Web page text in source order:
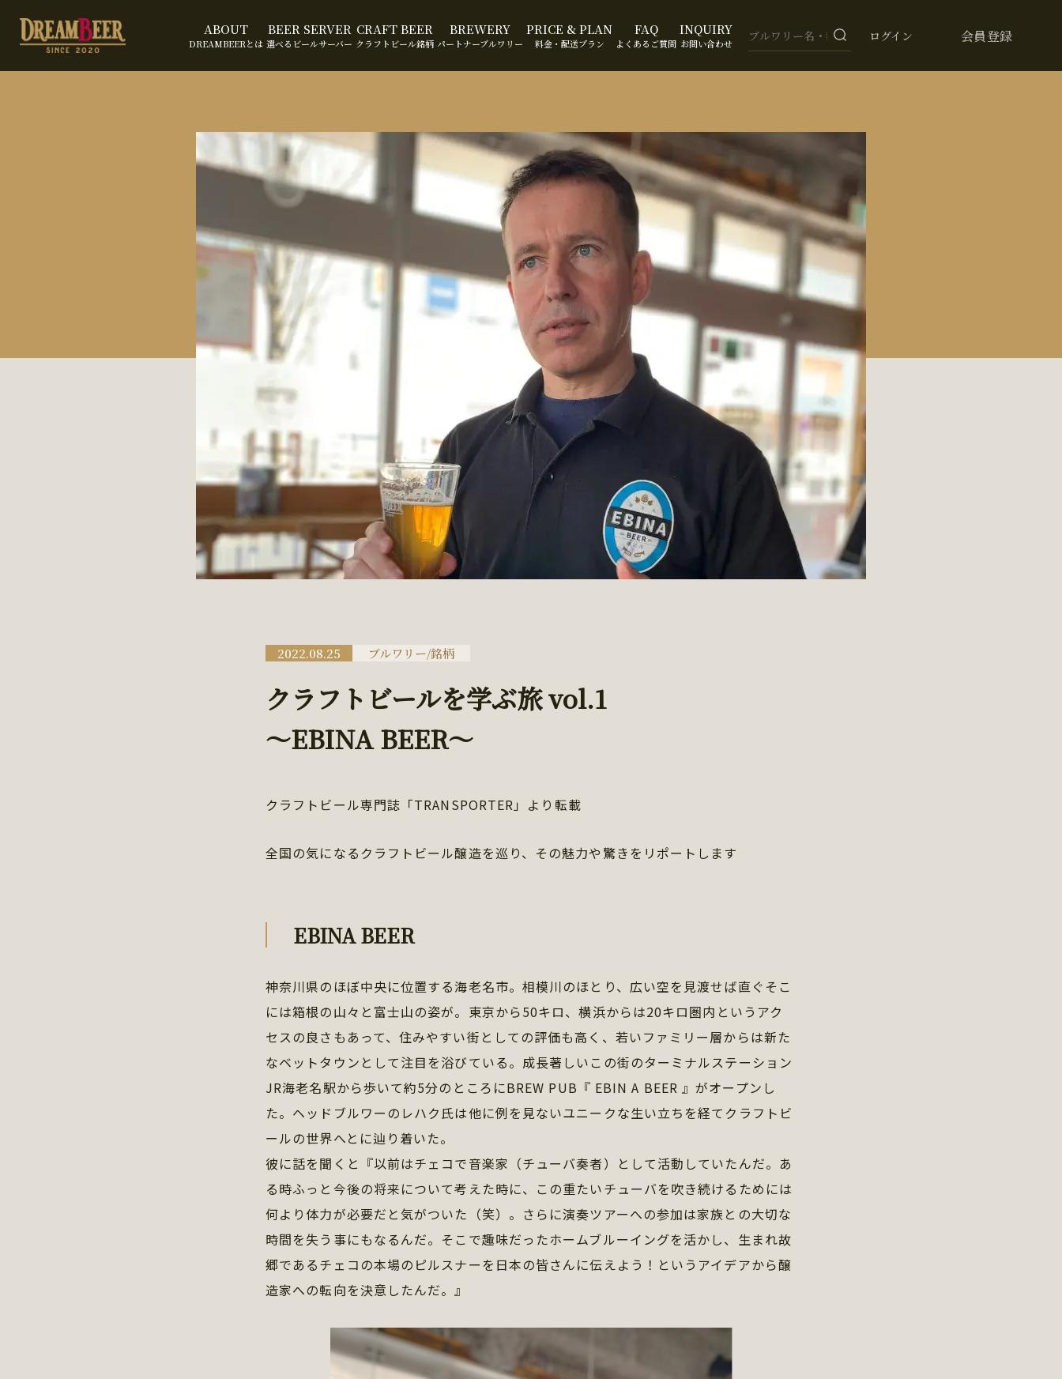
ABOUT
DREAMBEERとは
BEER SERVER
選べるビールサーバー
CRAFT BEER
クラフトビール銘柄
BREWERY
パートナーブルワリー
PRICE & PLAN
料金・配送プラン
FAQ
よくあるご質問
INQUIRY
お問い合わせ ログイン 会員登録
2022.08.25 ブルワリー/銘柄
クラフトビールを学ぶ旅 vol.1
～EBINA BEER～
クラフトビール専門誌「TRANSPORTER」より転載
全国の気になるクラフトビール醸造を巡り、その魅力や驚きをリポートします
EBINA BEER
神奈川県のほぼ中央に位置する海老名市。相模川のほとり、広い空を見渡せば直ぐそこ
には箱根の山々と富士山の姿が。東京から50キロ、横浜からは20キロ圏内というアク
セスの良さもあって、住みやすい街としての評価も高く、若いファミリー層からは新た
なベットタウンとして注目を浴びている。成長著しいこの街のターミナルステーション
JR海老名駅から歩いて約5分のところにBREW PUB『 EBIN A BEER 』がオープンし
た。ヘッドブルワーのレハク氏は他に例を見ないユニークな生い立ちを経てクラフトビ
ールの世界へとに辿り着いた。
彼に話を聞くと『以前はチェコで音楽家（チューバ奏者）として活動していたんだ。あ
る時ふっと今後の将来について考えた時に、この重たいチューバを吹き続けるためには
何より体力が必要だと気がついた（笑）。さらに演奏ツアーへの参加は家族との大切な
時間を失う事にもなるんだ。そこで趣味だったホームブルーイングを活かし、生まれ故
郷であるチェコの本場のピルスナーを日本の皆さんに伝えよう！というアイデアから醸
造家への転向を決意したんだ。』